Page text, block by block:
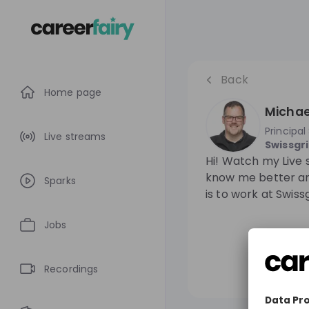
Home page
Live streams
Sparks
Jobs
Recordings
Back
Hi! Watch my
know me better
is to work at